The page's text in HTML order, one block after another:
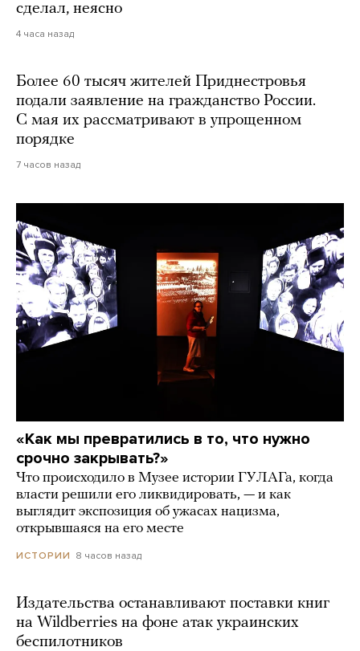
сделал, неясно
4 часа назад
Более 60 тысяч жителей Приднестровья
подали заявление на гражданство России.
С мая их рассматривают в упрощенном
порядке
7 часов назад
«Как мы превратились в то, что нужно
срочно закрывать?»
Что происходило в Музее истории ГУЛАГа, когда
власти решили его ликвидировать, — и как
выглядит экспозиция об ужасах нацизма,
открывшаяся на его месте
ИСТОРИИ 8 часов назад
Издательства останавливают поставки книг
на Wildberries на фоне атак украинских
беспилотников